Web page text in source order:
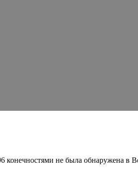
конечностями не была обнаружена в